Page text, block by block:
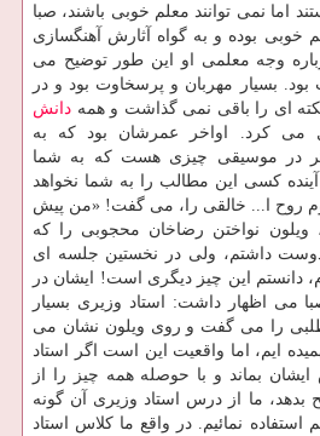
اما نمی توانند معلم خوبی باشند، صبا
خوبی بوده و به گواه آثارش آهنگسازی
وجه معلمی او این طور توضیح می
بسیار مهربان و پرسخاوت بود و در
ای را باقی نمی گذاشت و همه دانش
می كرد. اواخر عمرشان بود كه به
در موسیقی چیزی هست كه به شما
كسی این مطالب را به شما نخواهد
روح ا... خالقی را، می گفت! «من پیش
نواختن رضاخان محجوبی را كه
داشتم، ولی در نخستین جلسه ای
دانستم این چیز دیگری است! ایشان در
می اظهار داشت: استاد وزیری بسیار
را می گفت و روی ویلون نشان می
ایم، اما واقعیت این است اگر استاد
بماند و با حوصله همه چیز را از
بدهد، ما از درس استاد وزیری آن گونه
استفاده نمائیم. در واقع ما كلاس استاد